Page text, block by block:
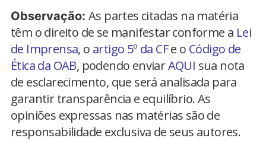
Observação: As partes citadas na matéria
têm o direito de se manifestar conforme a Lei
de Imprensa, o artigo 5º da CFe o Código de
Ética da OAB, podendo enviarAQUI sua nota
de esclarecimento, que será analisada para
garantir transparência e equilíbrio. As
opiniões expressas nas matérias são de
responsabilidade exclusiva de seus autores.